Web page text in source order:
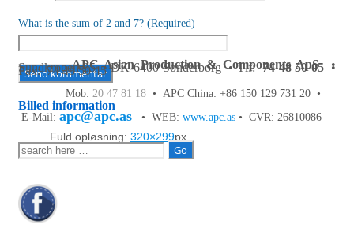
What is the sum of 2 and 7? (Required)
Billed information
Fuld opløsning: 320×299px
APC Asian Production & Components ApS•
Sundkrogen 35 • DK-6400 Sønderborg • Tlf:74 48 50 05•
Fax: 74 48 50 45
Mob: 20 47 81 18 • APC China: +86 150 129 731 20 •
E-Mail: apc@apc.as • WEB: www.apc.as • CVR: 26810086
Søg